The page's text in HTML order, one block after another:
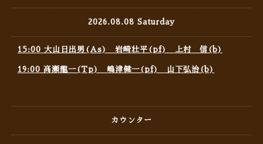
2026.08.08 Saturday
15:00 大山日出男(As) 岩崎壮平(pf) 上村 信(b)
19:00 高瀬龍一(Tp) 嶋津健一(pf) 山下弘治(b)
カウンター